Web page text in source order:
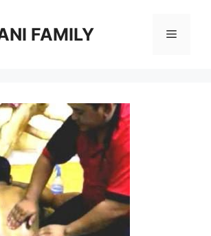
FAMILY Menu